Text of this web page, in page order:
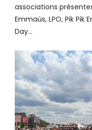
associations
Emmaüs, LPO, Pik
Day…